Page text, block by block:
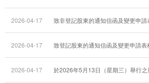
2026-04-17 致非登記股東的通知信函及變更申請
2026-04-17 致登記股東的通知信函及變更申請表
2026-04-17